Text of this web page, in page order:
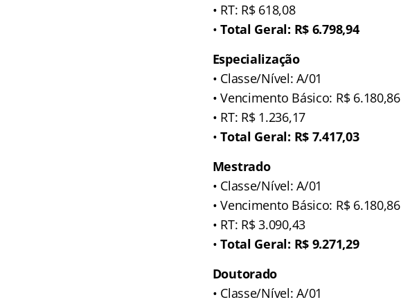
• RT: R$ 618,08
•Total Geral: R$ 6.798,94
Especialização
• Classe/Nível: A/01
• Vencimento Básico: R$ 6.180,86
• RT: R$ 1.236,17
•Total Geral: R$ 7.417,03
Mestrado
• Classe/Nível: A/01
• Vencimento Básico: R$ 6.180,86
• RT: R$ 3.090,43
•Total Geral: R$ 9.271,29
Doutorado
• Classe/Nível: A/01